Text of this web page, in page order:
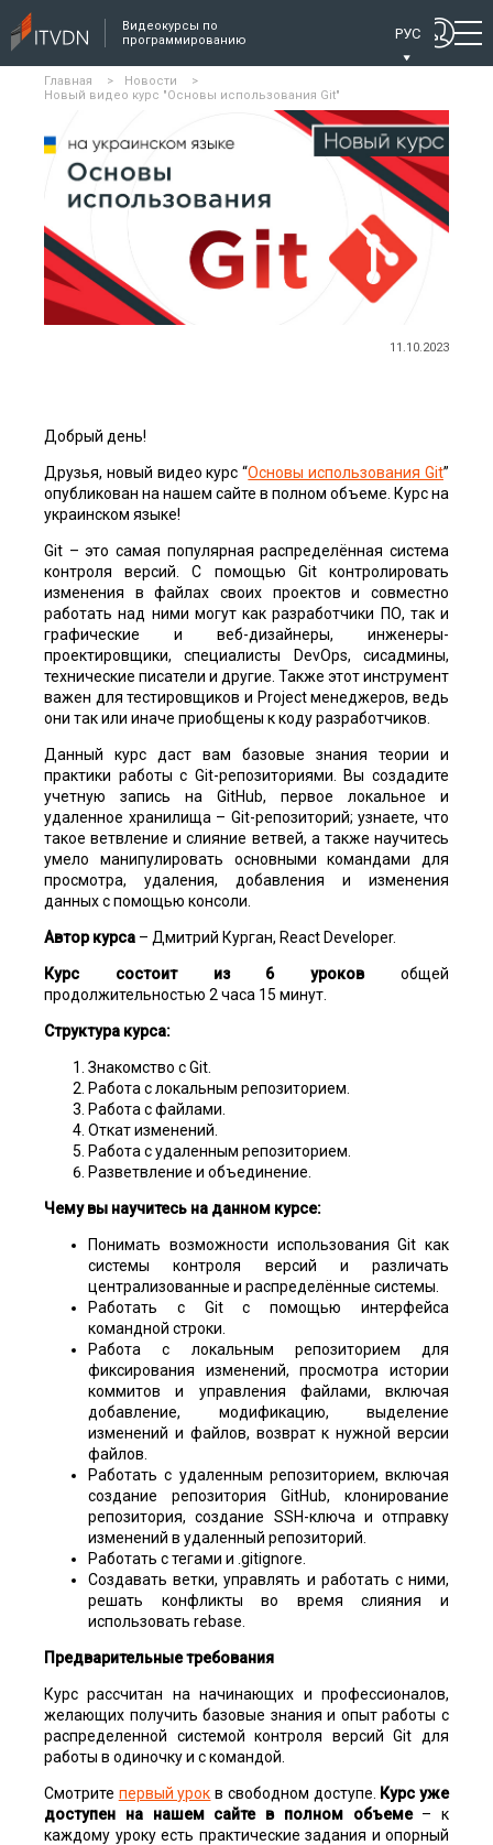
Видеокурсы по
программированию
РУС
Главная > Новости
>
Новый видео курс "Основы использования Git"
11.10.2023
Добрый день!
Друзья, новый видео курс “Основы использования Git”
опубликован на нашем сайте в полном объеме. Курс на
украинском языке!
Git – это самая популярная распределённая система
контроля версий. С помощью Git контролировать
изменения в файлах своих проектов и совместно
работать над ними могут как разработчики ПО, так и
графические и веб-дизайнеры, инженеры-
проектировщики, специалисты DevOps, сисадмины,
технические писатели и другие. Также этот инструмент
важен для тестировщиков и Project менеджеров, ведь
они так или иначе приобщены к коду разработчиков.
Данный курс даст вам базовые знания теории и
практики работы с Git-репозиториями. Вы создадите
учетную запись на GitHub, первое локальное и
удаленное хранилища – Git-репозиторий; узнаете, что
такое ветвление и слияние ветвей, а также научитесь
умело манипулировать основными командами для
просмотра, удаления, добавления и изменения
данных с помощью консоли.
Автор курса – Дмитрий Курган, React Developer.
Курс состоит из 6 уроковобщей
продолжительностью 2 часа 15 минут.
Структура курса:
Знакомство с Git.
Работа с локальным репозиторием.
Работа с файлами.
Откат изменений.
Работа с удаленным репозиторием.
Разветвление и объединение.
Чему вы научитесь на данном курсе:
Понимать возможности использования Git как
системы контроля версий и различать
централизованные и распределённые системы.
Работать с Git с помощью интерфейса
командной строки.
Работа с локальным репозиторием для
фиксирования изменений, просмотра истории
коммитов и управления файлами, включая
добавление, модификацию, выделение
изменений и файлов, возврат к нужной версии
файлов.
Работать с удаленным репозиторием, включая
создание репозитория GitHub, клонирование
репозитория, создание SSH-ключа и отправку
изменений в удаленный репозиторий.
Работать с тегами и .gitignore.
Создавать ветки, управлять и работать с ними,
решать конфликты во время слияния и
использовать rebase.
Предварительные требования
Курс рассчитан на начинающих и профессионалов,
желающих получить базовые знания и опыт работы с
распределенной системой контроля версий Git для
работы в одиночку и с командой.
Смотрите первый урок в свободном доступе.
Курс уже
доступен на нашем сайте в полном объеме– к
каждому уроку есть практические задания и опорный